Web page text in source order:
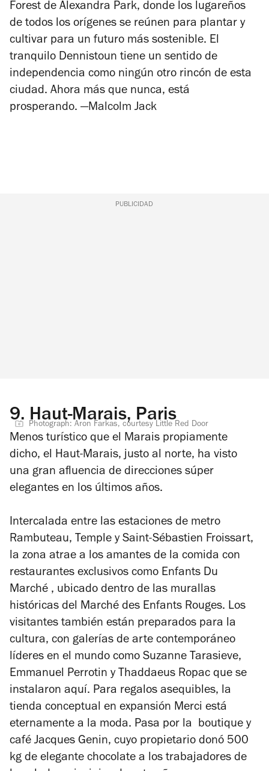
Forest de Alexandra Park, donde los lugareños
de todos los orígenes se reúnen para plantar y
cultivar para un futuro más sostenible. El
tranquilo Dennistoun tiene un sentido de
independencia como ningún otro rincón de esta
ciudad. Ahora más que nunca, está
prosperando. —Malcolm Jack
PUBLICIDAD
9. Haut-Marais, Paris
Photograph: Aron Farkas, courtesy Little Red Door
Menos turístico que el Marais propiamente
dicho, el Haut-Marais, justo al norte, ha visto
una gran afluencia de direcciones súper
elegantes en los últimos años.
Intercalada entre las estaciones de metro
Rambuteau, Temple y Saint-Sébastien Froissart,
la zona atrae a los amantes de la comida con
restaurantes exclusivos como Enfants Du
Marché , ubicado dentro de las murallas
históricas del Marché des Enfants Rouges. Los
visitantes también están preparados para la
cultura, con galerías de arte contemporáneo
líderes en el mundo como Suzanne Tarasieve,
Emmanuel Perrotin y Thaddaeus Ropac que se
instalaron aquí. Para regalos asequibles, la
tienda conceptual en expansión Merci está
eternamente a la moda. Pasa por la boutique y
café Jacques Genin, cuyo propietario donó 500
kg de elegante chocolate a los trabajadores de